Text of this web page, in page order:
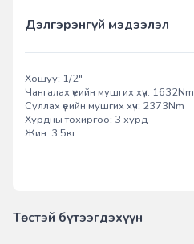
Дэлгэрэнгүй мэдээлэл
Хошуу: 1/2"
Чангалах үеийн мушгих хүч: 1632Nm
Суллах үеийн мушгих хүч: 2373Nm
Хурдны тохиргоо: 3 хурд
Жин: 3.5кг
Төстэй бүтээгдэхүүн